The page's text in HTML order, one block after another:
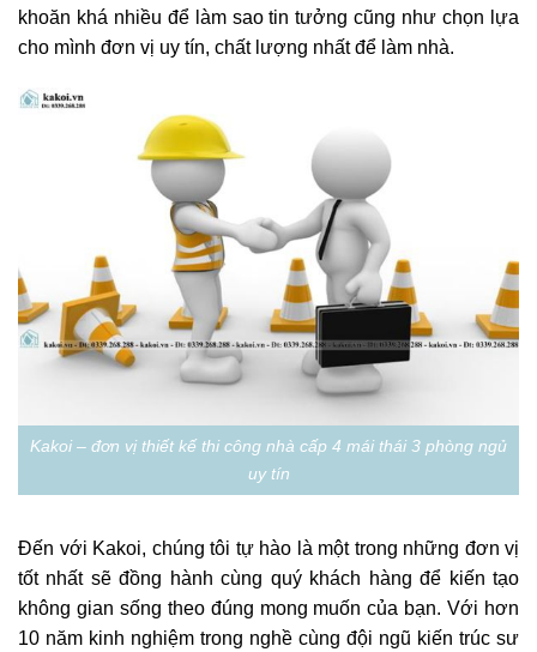
khoăn khá nhiều để làm sao tin tưởng cũng như chọn lựa
cho mình đơn vị uy tín, chất lượng nhất để làm nhà.
Kakoi – đơn vị thiết kế thi công nhà cấp 4 mái thái 3 phòng ngủ
uy tín
Đến với Kakoi, chúng tôi tự hào là một trong những đơn vị
tốt nhất sẽ đồng hành cùng quý khách hàng để kiến tạo
không gian sống theo đúng mong muốn của bạn. Với hơn
10 năm kinh nghiệm trong nghề cùng đội ngũ kiến trúc sư